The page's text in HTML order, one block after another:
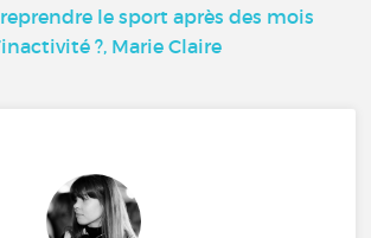
le sport après des mois
?, Marie Claire